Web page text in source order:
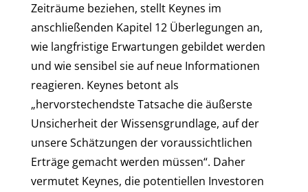
Zeiträume beziehen, stellt Keynes im
anschließenden Kapitel 12 Überlegungen an,
wie langfristige Erwartungen gebildet werden
und wie sensibel sie auf neue Informationen
reagieren. Keynes betont als
„hervorstechendste Tatsache die äußerste
Unsicherheit der Wissensgrundlage, auf der
unsere Schätzungen der voraussichtlichen
Erträge gemacht werden müssen“. Daher
vermutet Keynes, die potentiellen Investoren